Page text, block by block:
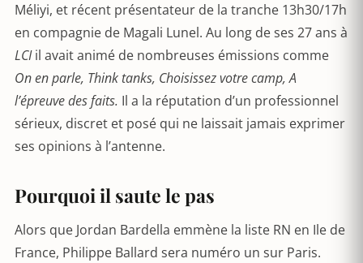
Méliyi, et récent présentateur de la tranche 13h30/17h
en compagnie de Magali Lunel. Au long de ses 27 ans à
LCIil avait animé de nombreuses émissions comme
On en parle, Think tanks, Choisissez votre camp, A
l’épreuve des faits. Il a la réputation d’un professionnel
sérieux, discret et posé qui ne laissait jamais exprimer
ses opinions à l’antenne.
Pourquoi il saute le pas
Alors que Jordan Bardella emmène la liste RN en Ile de
France, Philippe Ballard sera numéro un sur Paris.